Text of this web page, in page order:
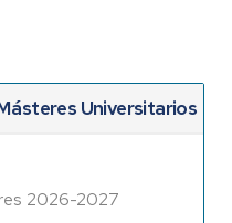
Universitarios
2026-2027